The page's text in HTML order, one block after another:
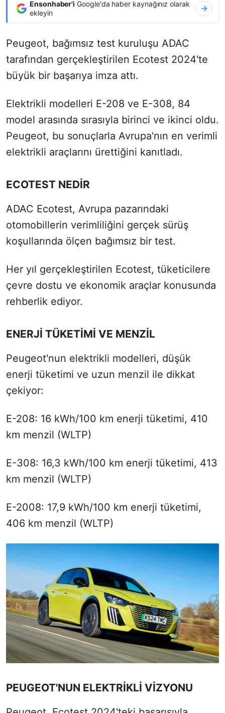
Ensonhaber'i Google'da haber kaynağınız olarak
ekleyin
Peugeot, bağımsız test kuruluşu ADAC
tarafından gerçekleştirilen Ecotest 2024'te
büyük bir başarıya imza attı.
Elektrikli modelleri E-208 ve E-308, 84
model arasında sırasıyla birinci ve ikinci oldu.
Peugeot, bu sonuçlarla Avrupa'nın en verimli
elektrikli araçlarını ürettiğini kanıtladı.
ECOTEST NEDİR
ADAC Ecotest, Avrupa pazarındaki
otomobillerin verimliliğini gerçek sürüş
koşullarında ölçen bağımsız bir test.
Her yıl gerçekleştirilen Ecotest, tüketicilere
çevre dostu ve ekonomik araçlar konusunda
rehberlik ediyor.
ENERJİ TÜKETİMİ VE MENZİL
Peugeot'nun elektrikli modelleri, düşük
enerji tüketimi ve uzun menzil ile dikkat
çekiyor:
E-208: 16 kWh/100 km enerji tüketimi, 410
km menzil (WLTP)
E-308: 16,3 kWh/100 km enerji tüketimi, 413
km menzil (WLTP)
E-2008: 17,9 kWh/100 km enerji tüketimi,
406 km menzil (WLTP)
PEUGEOT'NUN ELEKTRİKLİ VİZYONU